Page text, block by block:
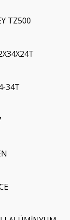
TZ500
34T